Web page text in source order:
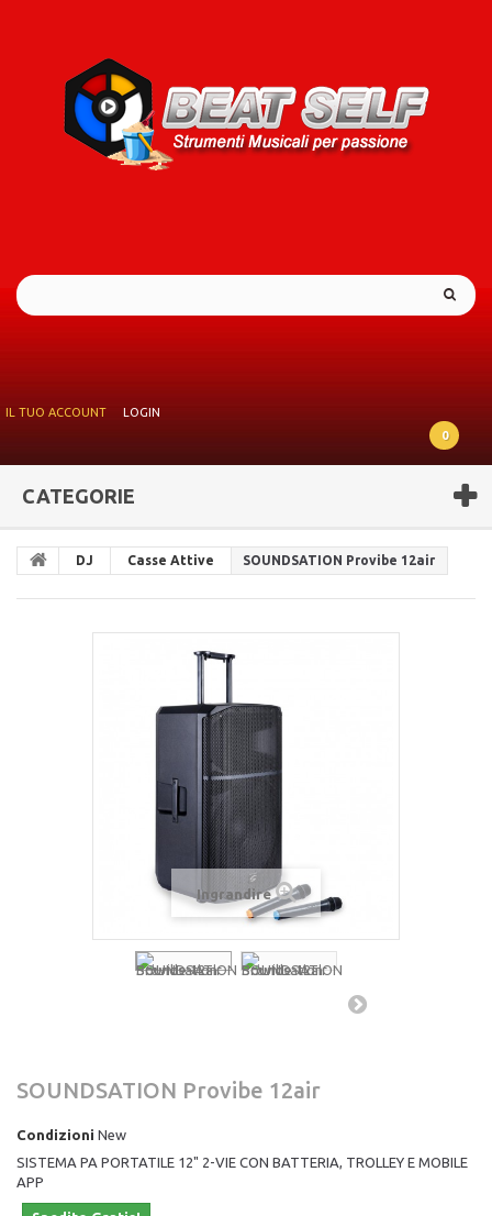
IL TUO ACCOUNT
LOGIN
0
CATEGORIE
DJ Casse Attive SOUNDSATION Provibe 12air
Ingrandire
SOUNDSATION Provibe 12air
Condizioni New
SISTEMA PA PORTATILE 12" 2-VIE CON BATTERIA, TROLLEY E MOBILE
APP